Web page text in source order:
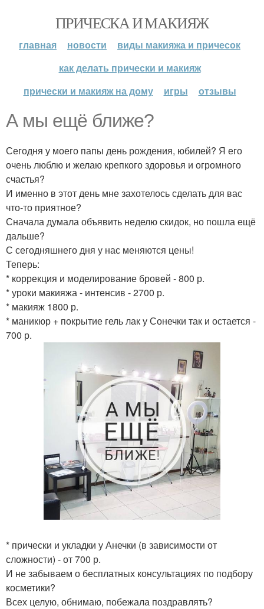
ПРИЧЕСКА И МАКИЯЖ
главная новости
виды макияжа и причесок
как делать прически и макияж
прически и макияж на дому
игры отзывы
А мы ещё ближе?
Сегодня у моего папы день рождения, юбилей? Я его
очень люблю и желаю крепкого здоровья и огромного
счастья?
И именно в этот день мне захотелось сделать для вас
что-то приятное?
Сначала думала объявить неделю скидок, но пошла ещё
дальше?
С сегодняшнего дня у нас меняются цены!
Теперь:
* коррекция и моделирование бровей - 800 р.
* уроки макияжа - интенсив - 2700 р.
* макияж 1800 р.
* маникюр + покрытие гель лак у Сонечки так и остается -
700 р.
* прически и укладки у Анечки (в зависимости от
сложности) - от 700 р.
И не забываем о бесплатных консультациях по подбору
косметики?
Всех целую, обнимаю, побежала поздравлять?